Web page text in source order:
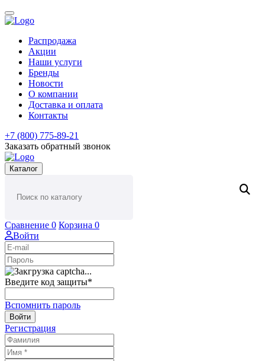
Распродажа
Акции
Наши услуги
Бренды
Новости
О компании
Доставка и оплата
Контакты
+7 (800) 775-89-21
Заказать обратный звонок
Каталог
Сравнение 0 Корзина 0
Войти
Введите код защиты*
Вспомнить пароль
Войти
Регистрация